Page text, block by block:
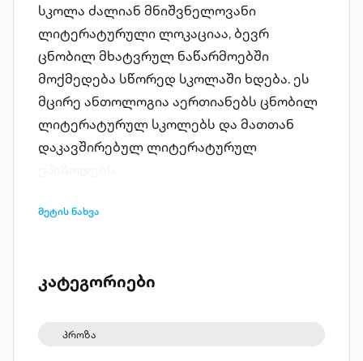
სკოლა ძალიან მნიშვნელოვანი
ლიტერატურული ლოკაციაა, ბევრ
ცნობილ მხატვრულ ნაწარმოებში
მოქმედება სწორედ სკოლაში ხდება. ეს
მცირე ანთოლოგია აერთიანებს ცნობილ
ლიტერატურულ სკოლებს და მათთან
დაკავშირებულ ლიტერატურულ
მეტის ნახვა
კატეგორიები
პროზა